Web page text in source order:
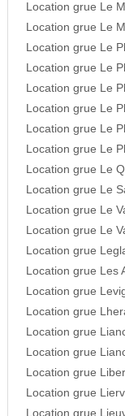
Location grue Le
Location grue Le
Location grue Le
Location grue Le
Location grue Le
Location grue Le
Location grue Le
Location grue Le
Location grue Le
Location grue Le
Location grue Le
Location grue Le
Location grue
Location grue Les
Location grue
Location grue
Location grue
Location grue
Location grue
Location grue
Location grue